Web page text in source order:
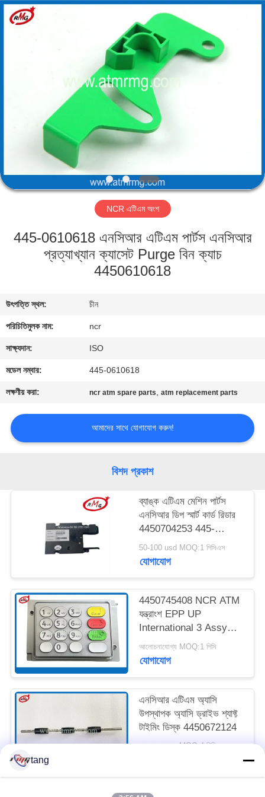
কারখানা
আমাদের
সাথে
যোগাযোগ
খবর
মামলা
উদ্ধৃতি
ম্যাপ
গোপনীয়তা
Mei
Guang
Science
And
NCR এটিএম অংশ
445-0610618 এনসিআর এটিএম পার্টস এনসিআর
প্রত্যাখ্যান ক্যাসেট Purge বিন ক্যাচ
4450610618
উৎপত্তি স্থল: চীন
পরিচিতিমুলক নাম: ncr
সাক্ষ্যদান: ISO
মডেল নম্বার: 445-0610618
লক্ষণীয় করা: ncr atm spare parts,atm replacement parts
আমাদের সাথে যোগাযোগ করুন!
বিশদ প্রকাশ
ব্যাঙ্ক এটিএম মেশিন পার্টস
এনসিআর ডিপ স্মার্ট কার্ড রিডার
4450704253 445-
0704253
50-100 usd MOQ:1 পিসিএস
যোগাযোগ
4450745408 NCR ATM
যন্ত্রাংশ EPP UP
International 3 Assy
USB 5V 500mA
আলোচনাযোগ্য MOQ:1 পিসি
যোগাযোগ
এনসিআর এটিএম অ্যাসি
উপস্থাপক অ্যাসি ড্রাইভ শ্যাফ্ট
টাইমিং ডিস্ক 4450672124
আলোচনাযোগ্য MOQ:4 পিসি
tang